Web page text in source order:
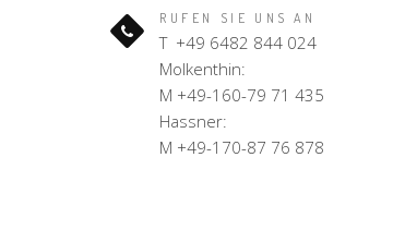
RUFEN SIE UNS AN
T +49 6482 844 024
Molkenthin:
M +49-160-79 71 435
Hassner:
M +49-170-87 76 878